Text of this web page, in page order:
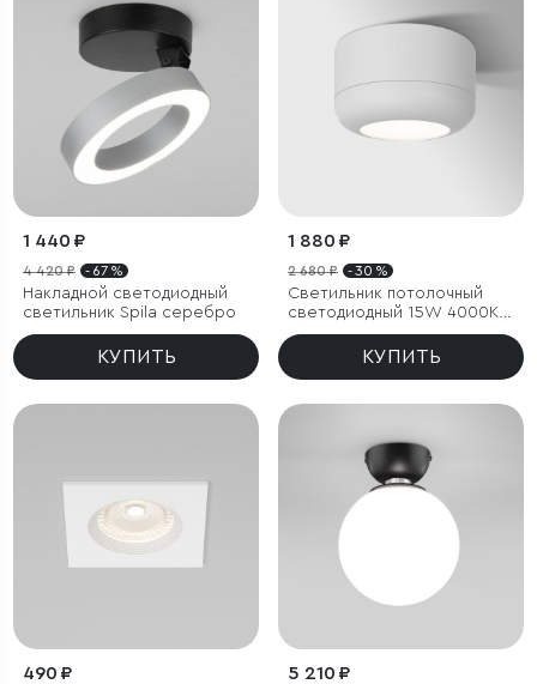
1 440 ₽
4 420 ₽ - 67 %
Накладной светодиодный
светильник Spila серебро
КУПИТЬ
1 880 ₽
2 680 ₽ - 30 %
Светильник потолочный
светодиодный 15W 4000K
белый
КУПИТЬ
490 ₽ 5 210 ₽